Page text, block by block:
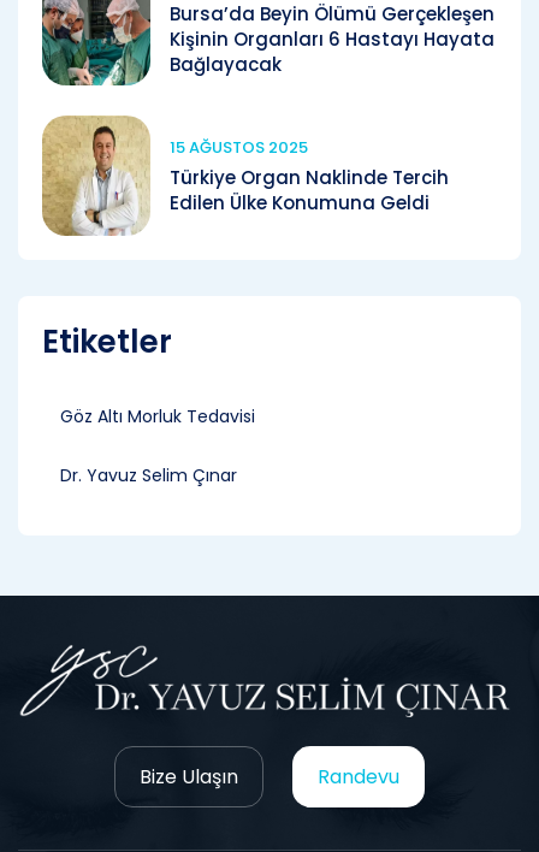
Bursa’da Beyin Ölümü Gerçekleşen
Kişinin Organları 6 Hastayı Hayata
Bağlayacak
15 AĞUSTOS 2025
Türkiye Organ Naklinde Tercih
Edilen Ülke Konumuna Geldi
Etiketler
Göz Altı Morluk Tedavisi
Dr. Yavuz Selim Çınar
Bize Ulaşın Randevu